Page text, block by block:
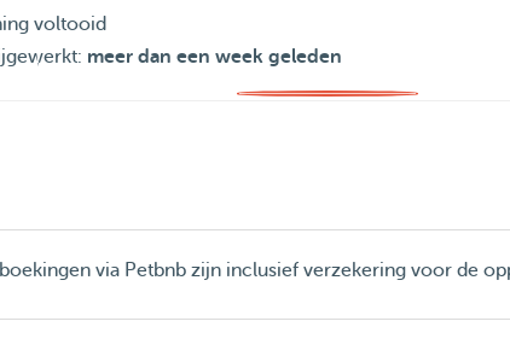
voltooid
meer dan een week geleden
via Petbnb zijn inclusief verzekering voor de